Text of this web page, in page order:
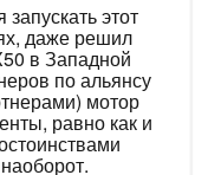
этот
даже решил
в Западной
по альянсу
мотор
равно как и